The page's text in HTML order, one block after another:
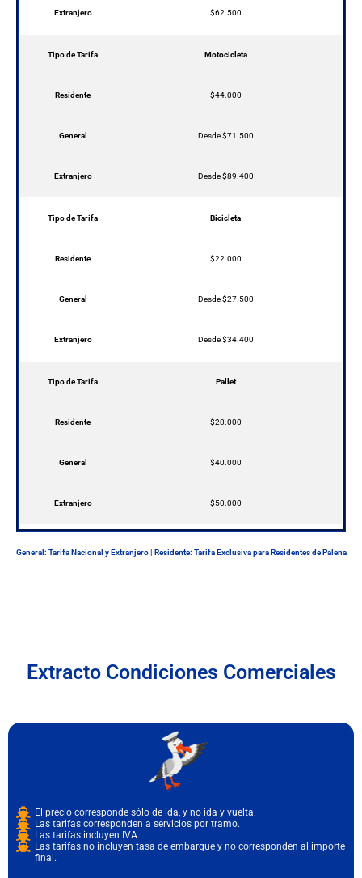
Extranjero $62.500
Tipo de Tarifa Motocicleta
Residente $44.000
General Desde $71.500
Extranjero Desde $89.400
Tipo de Tarifa Bicicleta
Residente $22.000
General Desde $27.500
Extranjero Desde $34.400
Tipo de Tarifa Pallet
Residente $20.000
General $40.000
Extranjero $50.000
General: Tarifa Nacional y Extranjero | Residente: Tarifa Exclusiva para Residentes de Palena
Extracto Condiciones Comerciales
El precio corresponde sólo de ida, y no ida y vuelta.
Las tarifas corresponden a servicios por tramo.
Las tarifas incluyen IVA.
Las tarifas no incluyen tasa de embarque y no corresponden al importe
final.